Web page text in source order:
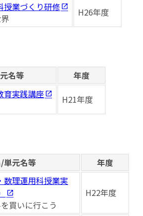
授業づくり研修
H26年度
名等 年度
育実践講座
H21年度
単元名等 年度
数理運用科授業実
買いに行こう
H22年度